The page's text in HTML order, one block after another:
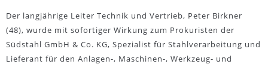
Der langjährige Leiter Technik und Vertrieb, Peter Birkner
(48), wurde mit sofortiger Wirkung zum Prokuristen der
Südstahl GmbH & Co. KG, Spezialist für Stahlverarbeitung und
Lieferant für den Anlagen-, Maschinen-, Werkzeug- und